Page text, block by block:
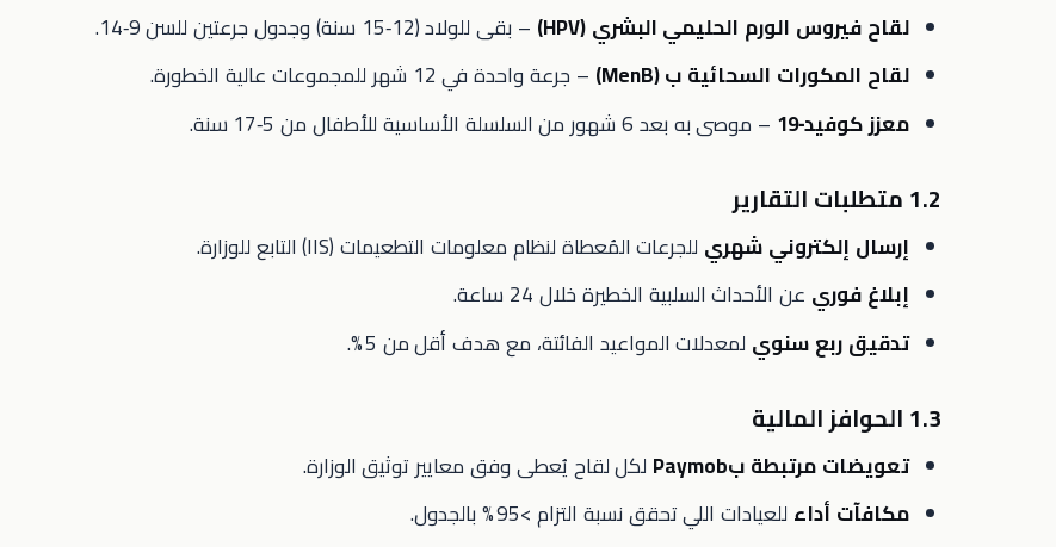
لقاح فيروس الورم الحليمي البشري (HPV)
– بقى للولاد (12‑15 سنة) وجدول جرعتين للسن 9‑14.
لقاح المكورات السحائية ب (MenB)
– جرعة واحدة في 12 شهر للمجموعات عالية الخطورة.
معزز كوفيد‑19
– موصى به بعد 6 شهور من السلسلة الأساسية للأطفال من 5‑17 سنة.
1.2 متطلبات التقارير
إرسال إلكتروني شهري للجرعات المُعطاة لنظام معلومات التطعيمات (IIS) التابع للوزارة.
إبلاغ فوري عن الأحداث السلبية الخطيرة خلال 24 ساعة.
تدقيق ربع سنوي لمعدلات المواعيد الفائتة، مع هدف أقل من 5 %.
1.3 الحوافز المالية
تعويضات مرتبطة بPaymob
لكل لقاح يُعطى وفق معايير توثيق الوزارة.
مكافآت أداء للعيادات اللي تحقق نسبة التزام >95 % بالجدول.